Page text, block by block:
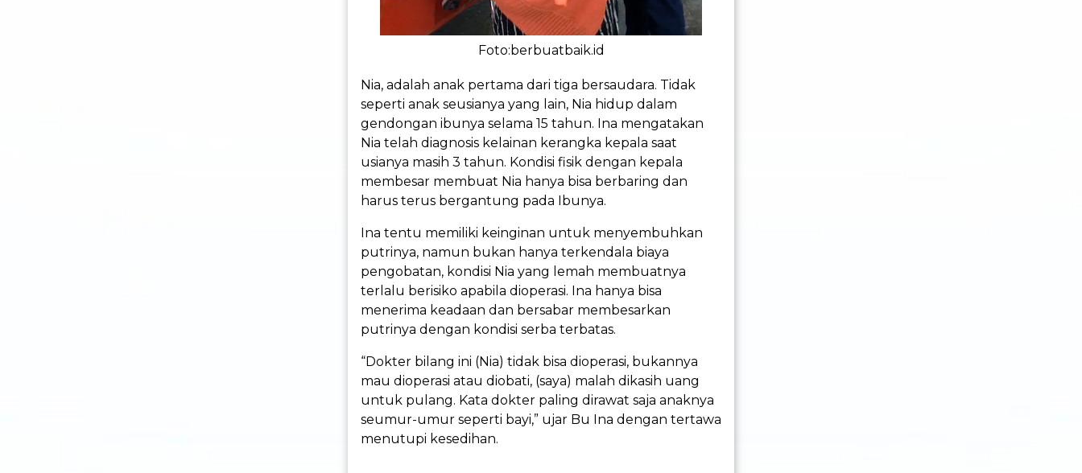
Foto:berbuatbaik.id
Nia, adalah anak pertama dari tiga bersaudara. Tidak
seperti anak seusianya yang lain, Nia hidup dalam
gendongan ibunya selama 15 tahun. Ina mengatakan
Nia telah diagnosis kelainan kerangka kepala saat
usianya masih 3 tahun. Kondisi fisik dengan kepala
membesar membuat Nia hanya bisa berbaring dan
harus terus bergantung pada Ibunya.
Ina tentu memiliki keinginan untuk menyembuhkan
putrinya, namun bukan hanya terkendala biaya
pengobatan, kondisi Nia yang lemah membuatnya
terlalu berisiko apabila dioperasi. Ina hanya bisa
menerima keadaan dan bersabar membesarkan
putrinya dengan kondisi serba terbatas.
“Dokter bilang ini (Nia) tidak bisa dioperasi, bukannya
mau dioperasi atau diobati, (saya) malah dikasih uang
untuk pulang. Kata dokter paling dirawat saja anaknya
seumur-umur seperti bayi,” ujar Bu Ina dengan tertawa
menutupi kesedihan.